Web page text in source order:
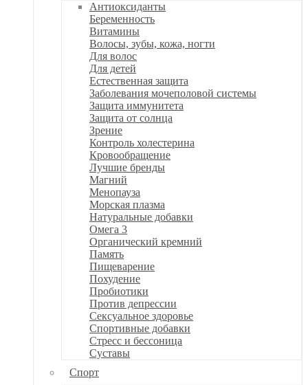
Антиоксиданты
Беременность
Витамины
Волосы, зубы, кожа, ногти
Для волос
Для детей
Естественная защита
Заболевания мочеполовой системы
Защита иммунитета
Защита от солнца
Зрение
Контроль холестерина
Кровообращение
Лучшие бренды
Магний
Менопауза
Морская плазма
Натуральные добавки
Омега 3
Органический кремний
Память
Пищеварение
Похудение
Пробиотики
Против депрессии
Сексуальное здоровье
Спортивные добавки
Стресс и бессоница
Суставы
Спорт